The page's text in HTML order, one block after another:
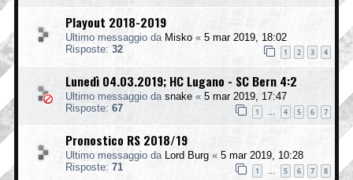
Playout 2018-2019
Ultimo messaggio da Misko « 5 mar 2019, 18:02
Risposte: 32 1 2 3 4
Lunedì 04.03.2019; HC Lugano - SC Bern 4:2
Ultimo messaggio da snake « 5 mar 2019, 17:47
Risposte: 67 1 4 5 6 7
Pronostico RS 2018/19
Ultimo messaggio da Lord Burg « 5 mar 2019, 10:28
Risposte: 71 1 … 5 6 7 8